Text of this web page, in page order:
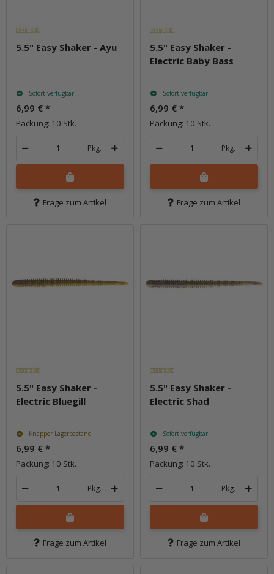
5.5" Easy Shaker - Ayu
Sofort verfügbar
6,99 € *
Packung: 10 Stk.
Pkg.
Frage zum Artikel
5.5" Easy Shaker -
Electric Baby Bass
Sofort verfügbar
6,99 € *
Packung: 10 Stk.
Pkg.
Frage zum Artikel
5.5" Easy Shaker -
Electric Bluegill
Knapper Lagerbestand
6,99 € *
Packung: 10 Stk.
Pkg.
Frage zum Artikel
5.5" Easy Shaker -
Electric Shad
Sofort verfügbar
6,99 € *
Packung: 10 Stk.
Pkg.
Frage zum Artikel